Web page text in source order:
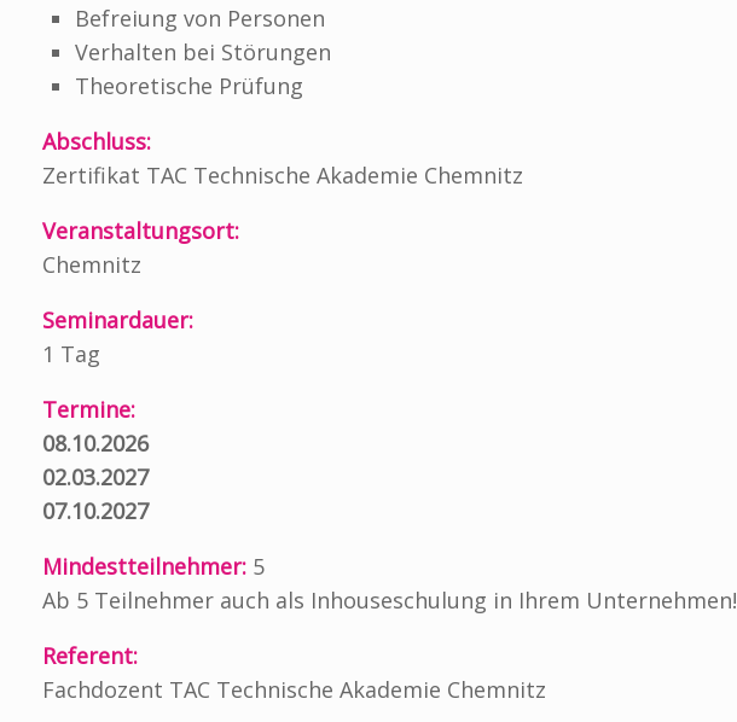
Befreiung von Personen
Verhalten bei Störungen
Theoretische Prüfung
Abschluss:
Zertifikat TAC Technische Akademie Chemnitz
Veranstaltungsort:
Chemnitz
Seminardauer:
1 Tag
Termine:
08.10.2026
02.03.2027
07.10.2027
Mindestteilnehmer: 5
Ab 5 Teilnehmer auch als Inhouseschulung in Ihrem Unternehmen!
Referent:
Fachdozent TAC Technische Akademie Chemnitz